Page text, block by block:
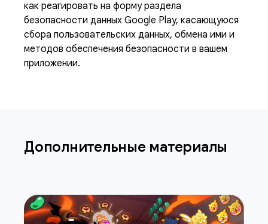
как реагировать на форму раздела
безопасности данных Google Play, касающуюся
сбора пользовательских данных, обмена ими и
методов обеспечения безопасности в вашем
приложении.
Дополнительные материалы